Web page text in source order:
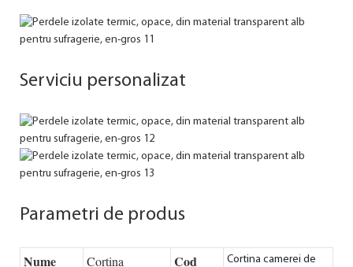
Serviciu personalizat
Parametri de produs
Nume Cortina Cod Cortina camerei de